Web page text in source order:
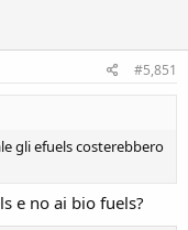
#5,851
gli efuels costerebbero
e no ai bio fuels?